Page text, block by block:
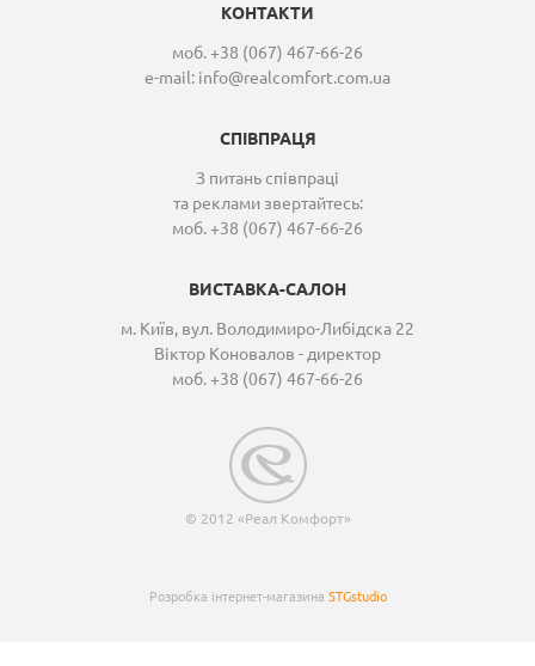
КОНТАКТИ
моб. +38 (067) 467-66-26
e-mail: info@realcomfort.com.ua
СПІВПРАЦЯ
З питань співпраці
та реклами звертайтесь:
моб. +38 (067) 467-66-26
ВИСТАВКА-САЛОН
м. Київ, вул. Володимиро-Либідска 22
Віктор Коновалов - директор
моб. +38 (067) 467-66-26
© 2012 «Реал Комфорт»
Розробка інтернет-магазина STGstudio